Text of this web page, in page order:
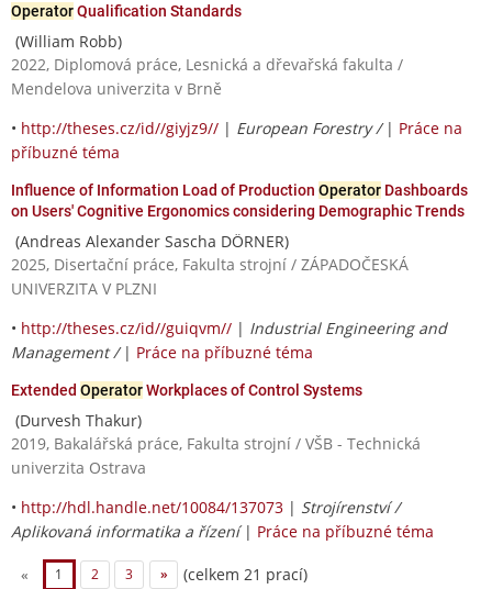
OperatorQualification Standards
(William Robb)
2022, Diplomová práce, Lesnická a dřevařská fakulta /
Mendelova univerzita v Brně
• http://theses.cz/id//giyjz9// | European Forestry / | Práce na
příbuzné téma
Influence of Information Load of Production Operator Dashboards
on Users' Cognitive Ergonomics considering Demographic Trends
(Andreas Alexander Sascha DÖRNER)
2025, Disertační práce, Fakulta strojní / ZÁPADOČESKÁ
UNIVERZITA V PLZNI
• http://theses.cz/id//guiqvm// | Industrial Engineering and
Management / | Práce na příbuzné téma
Extended OperatorWorkplaces of Control Systems
(Durvesh Thakur)
2019, Bakalářská práce, Fakulta strojní / VŠB - Technická
univerzita Ostrava
• http://hdl.handle.net/10084/137073 | Strojírenství /
Aplikovaná informatika a řízení| Práce na příbuzné téma
« 1 2 3 » (celkem 21 prací)